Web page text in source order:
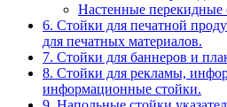
Настенные перекидные
6. Стойки для печатной
для печатных материалов.
7. Стойки для баннеров и
8. Стойки для рекламы,
информационные стойки.